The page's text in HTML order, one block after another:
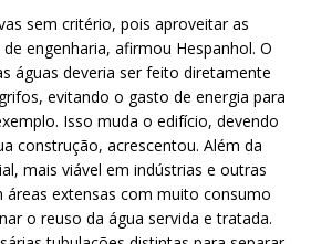
sem critério, pois aproveitar as
engenharia, afirmou Hespanhol. O
águas deveria ser feito diretamente
evitando o gasto de energia para
Isso muda o edifício, devendo
construção, acrescentou. Além da
mais viável em indústrias e outras
áreas extensas com muito consumo
o reuso da água servida e tratada.